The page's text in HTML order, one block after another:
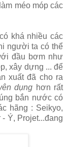
méo móp các
khá nhiều các
người ta có thể
đầu bơm như
xây dựng ... để
xuất đã cho ra
dụng hơn rất
bắn nước có
hãng : Seikyo,
Ý, Projet...đang